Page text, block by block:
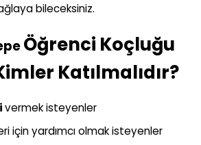
bileceksiniz.
Öğrenci Koçluğu
Katılmalıdır?
vermek isteyenler
için yardımcı olmak isteyenler